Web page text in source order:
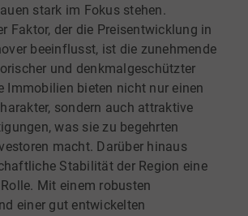
stark im Fokus stehen.
Faktor, der die Preisentwicklung in
beeinflusst, ist die zunehmende
und denkmalgeschützter
Immobilien bieten nicht nur einen
sondern auch attraktive
was sie zu begehrten
macht. Darüber hinaus
Stabilität der Region eine
Mit einem robusten
einer gut entwickelten